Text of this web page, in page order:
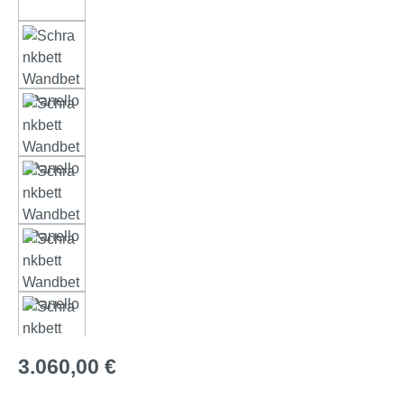
Regulärer Preis:
3.060,00 €